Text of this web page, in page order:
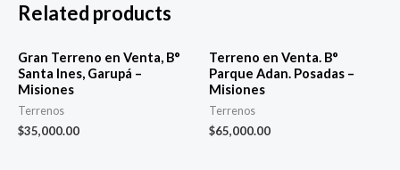
Related products
Gran Terreno en Venta, B°
Santa Ines, Garupá –
Misiones
Terrenos
$35,000.00
Terreno en Venta. B°
Parque Adan. Posadas –
Misiones
Terrenos
$65,000.00